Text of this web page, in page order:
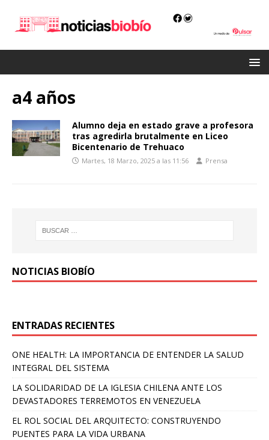
a4 años
Alumno deja en estado grave a profesora
tras agredirla brutalmente en Liceo
Bicentenario de Trehuaco
Martes, 18 Marzo, 2025 a las 11:56 Prensa
NOTICIAS BIOBÍO
ENTRADAS RECIENTES
ONE HEALTH: LA IMPORTANCIA DE ENTENDER LA SALUD
INTEGRAL DEL SISTEMA
LA SOLIDARIDAD DE LA IGLESIA CHILENA ANTE LOS
DEVASTADORES TERREMOTOS EN VENEZUELA
EL ROL SOCIAL DEL ARQUITECTO: CONSTRUYENDO
PUENTES PARA LA VIDA URBANA